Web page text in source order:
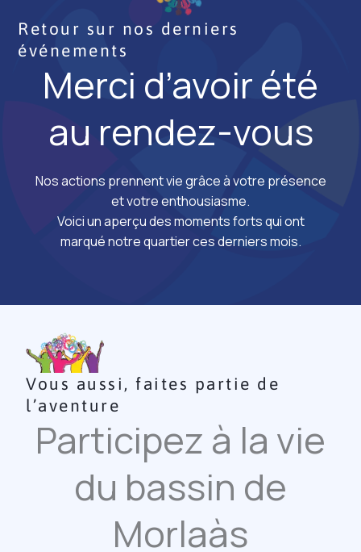
Retour sur nos derniers
événements
Merci d’avoir été
au rendez-vous
Nos actions prennent vie grâce à votre présence
et votre enthousiasme.
Voici un aperçu des moments forts qui ont
marqué notre quartier ces derniers mois.
Vous aussi, faites partie de
l’aventure
Participez à la vie
du bassin de
Morlaàs